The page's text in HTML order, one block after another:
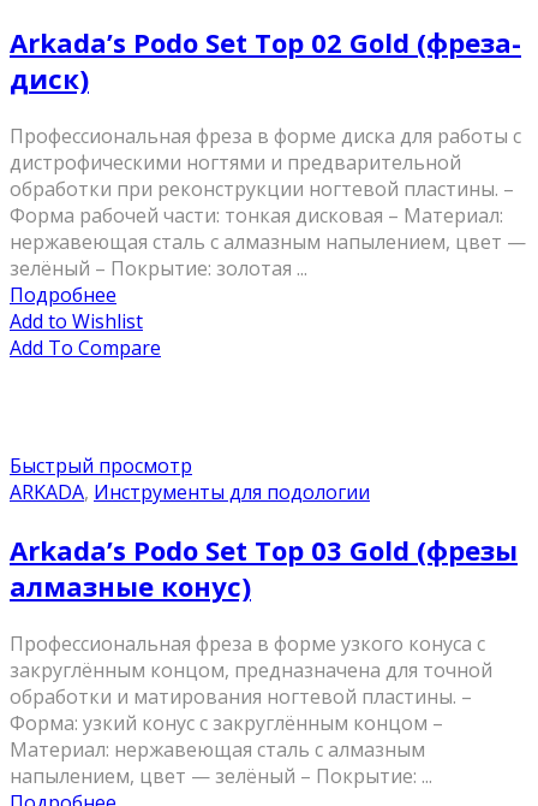
Arkada’s Podo Set Top 02 Gold (фреза-
диск)
Профессиональная фреза в форме диска для работы с
дистрофическими ногтями и предварительной
обработки при реконструкции ногтевой пластины. –
Форма рабочей части: тонкая дисковая – Материал:
нержавеющая сталь с алмазным напылением, цвет —
зелёный – Покрытие: золотая ...
Подробнее
Add to Wishlist
Add To Compare
Быстрый просмотр
ARKADA, Инструменты для подологии
Arkada’s Podo Set Top 03 Gold (фрезы
алмазные конус)
Профессиональная фреза в форме узкого конуса с
закруглённым концом, предназначена для точной
обработки и матирования ногтевой пластины. –
Форма: узкий конус с закруглённым концом –
Материал: нержавеющая сталь с алмазным
напылением, цвет — зелёный – Покрытие: ...